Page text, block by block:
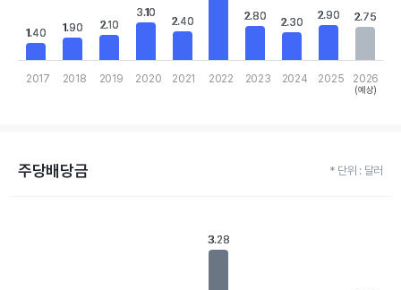
1.40
1.40 1.90
1.90 2.10
2.10
3.10
3.10
2.40
2.40 2.80
2.80 2.30
2.30
2.90
2.90 2.75
2.75
2017 2018 2019 2020 2021 2022 2023 2024 2025 2026
(예상)
주당배당금 * 단위 : 달러
3.28
3.28